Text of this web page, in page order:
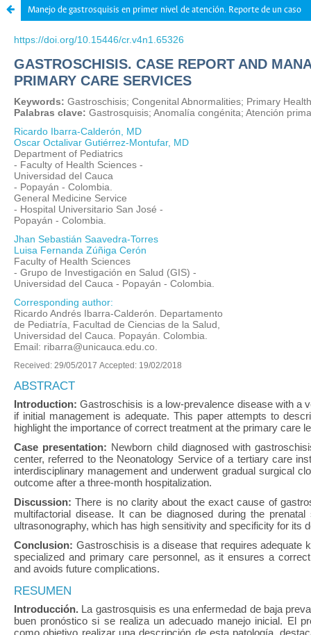
Manejo de gastrosquisis en primer nivel de atención. Reporte de un caso